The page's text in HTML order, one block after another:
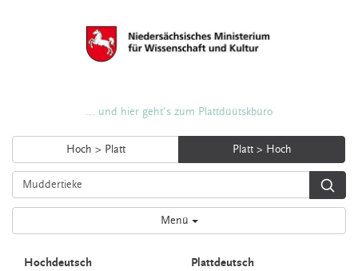
... und hier geht's zum Plattdüütskbüro
Hoch > Platt Platt > Hoch
Menü
Hochdeutsch Plattdeutsch